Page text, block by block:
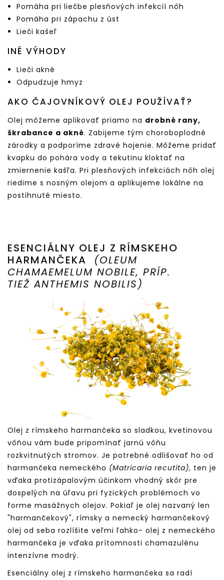
Pomáha pri liečbe plesňových infekcií nôh
Pomáha pri zápachu z úst
Lieči kašeľ
INÉ VÝHODY
Lieči akné
Odpudzuje hmyz
AKO ČAJOVNÍKOVÝ OLEJ POUŽÍVAŤ?
Olej môžeme aplikovať priamo na drobné rany,
škrabance a akné. Zabijeme tým choroboplodné
zárodky a podporíme zdravé hojenie. Môžeme pridať
kvapku do pohára vody a tekutinu kloktať na
zmiernenie kašľa. Pri plesňových infekciách nôh olej
riedime s nosným olejom a aplikujeme lokálne na
postihnuté miesto.
ESENCIÁLNY OLEJ Z RÍMSKEHO
HARMANČEKA
(OLEUM
CHAMAEMELUM NOBILE, PRÍP.
TIEŽ ANTHEMIS NOBILIS)
Olej z rímskeho harmančeka so sladkou, kvetinovou
vôňou vám bude pripomínať jarnú vôňu
rozkvitnutých stromov. Je potrebné odlišovať ho od
harmančeka nemeckého (Matricaria recutita), ten je
vďaka protizápalovým účinkom vhodný skôr pre
dospelých na úľavu pri fyzických problémoch vo
forme masážnych olejov. Pokiaľ je olej nazvaný len
"harmančekový", rímsky a nemecký harmančekový
olej od seba rozlíšite veľmi ľahko- olej z nemeckého
harmančeka je vďaka prítomnosti chamazulénu
intenzívne modrý.
Esenciálny olej z rímskeho harmančeka sa radí